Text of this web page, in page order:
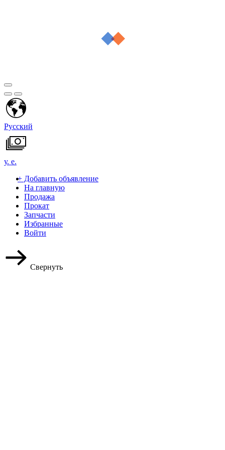
Русский
у. е.
+ Добавить объявление
На главную
Продажа
Прокат
Запчасти
Избранные
Войти
Свернуть